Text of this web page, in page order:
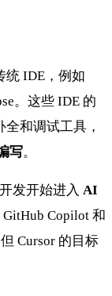
统 IDE，例如
。这些 IDE 的
和调试工具，
写。
发开始进入 AI
Copilot 和
Cursor 的目标